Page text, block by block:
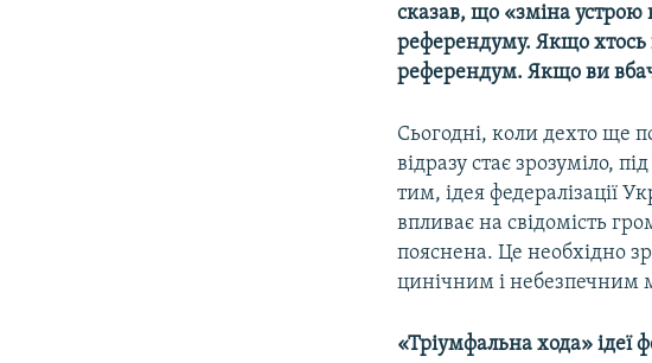
сказав, що «зміна
референдуму. Якщо хтось
референдум. Якщо ви
Сьогодні, коли дехто ще
відразу стає зрозуміло,
тим, ідея федералізації
впливає на свідомість
пояснена. Це необхідно
цинічним і небезпечним
«Тріумфальна хода» ідеї